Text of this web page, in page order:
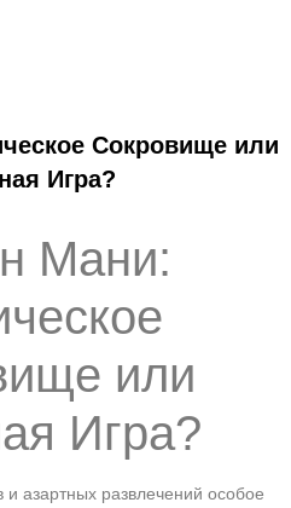
Сокровище или
Игра?
Мани:
или
Игра?
азартных развлечений особое